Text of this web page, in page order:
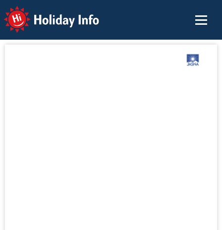
Holiday Info